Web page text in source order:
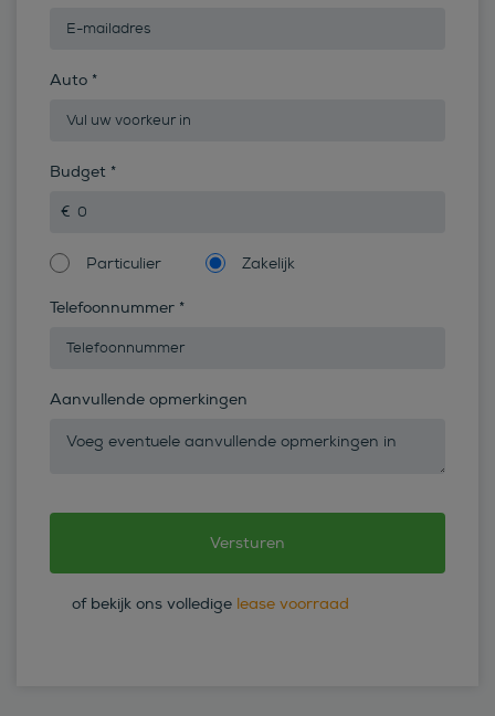
Auto *
Budget *
Particulier Zakelijk
Telefoonnummer *
Aanvullende opmerkingen
of bekijk ons volledige lease voorraad